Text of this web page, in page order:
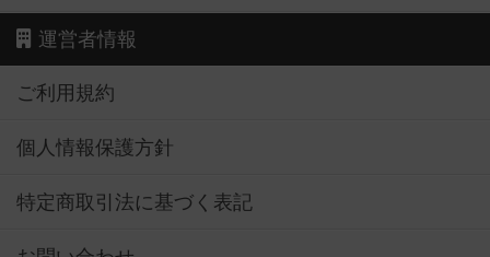
運営者情報
ご利用規約
個人情報保護方針
特定商取引法に基づく表記